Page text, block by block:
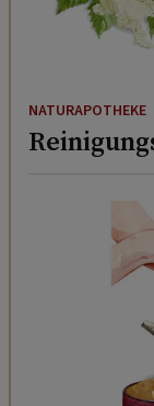
NATURAPOTHEKE